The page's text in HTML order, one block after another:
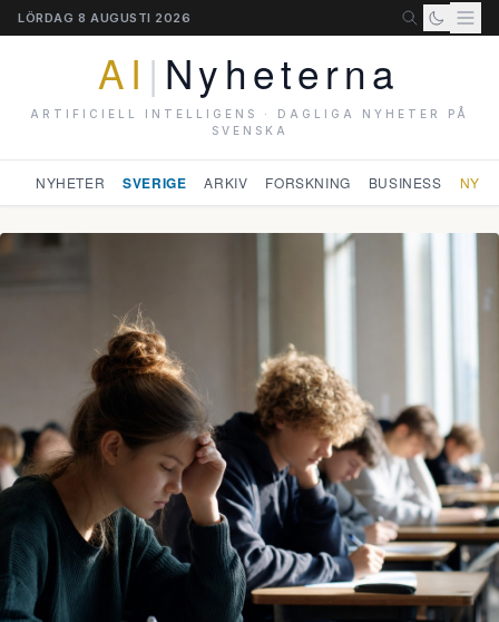
LÖRDAG 8 AUGUSTI 2026
AI | Nyheterna
ARTIFICIELL INTELLIGENS · DAGLIGA NYHETER PÅ
SVENSKA
NYHETER SVERIGE ARKIV FORSKNING BUSINESS